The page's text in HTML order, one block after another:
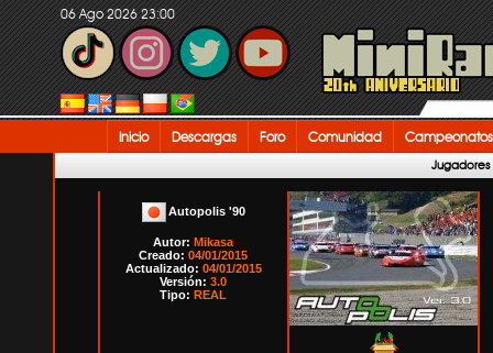
06 Ago 2026 23:00
Inicio Descargas Foro Comunidad Campeonatos
Jugadores
Autopolis '90
Autor:Mikasa
Creado:04/01/2015
Actualizado: 04/01/2015
Versión:3.0
Tipo:REAL